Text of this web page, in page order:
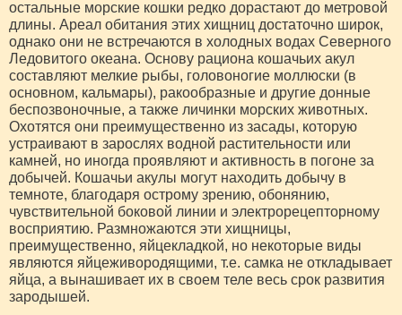
остальные морские кошки редко дорастают до метровой
длины. Ареал обитания этих хищниц достаточно широк,
однако они не встречаются в холодных водах Северного
Ледовитого океана. Основу рациона кошачьих акул
составляют мелкие рыбы, головоногие моллюски (в
основном, кальмары), ракообразные и другие донные
беспозвоночные, а также личинки морских животных.
Охотятся они преимущественно из засады, которую
устраивают в зарослях водной растительности или
камней, но иногда проявляют и активность в погоне за
добычей. Кошачьи акулы могут находить добычу в
темноте, благодаря острому зрению, обонянию,
чувствительной боковой линии и электрорецепторному
восприятию. Размножаются эти хищницы,
преимущественно, яйцекладкой, но некоторые виды
являются яйцеживородящими, т.е. самка не откладывает
яйца, а вынашивает их в своем теле весь срок развития
зародышей.